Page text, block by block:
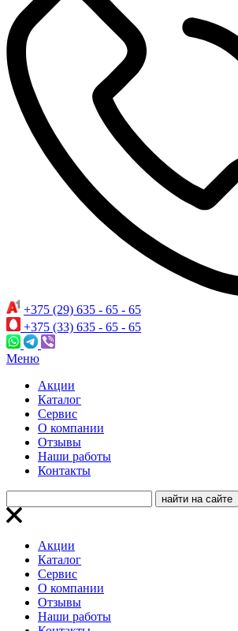
+375 (29) 635 - 65 - 65
+375 (33) 635 - 65 - 65
Меню
Акции
Каталог
Сервис
О компании
Отзывы
Наши работы
Контакты
Акции
Каталог
Сервис
О компании
Отзывы
Наши работы